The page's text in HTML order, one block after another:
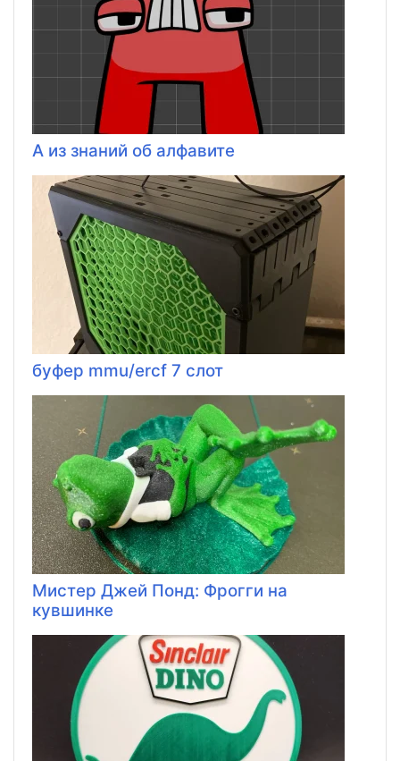
А из знаний об алфавите
буфер mmu/ercf 7 слот
Мистер Джей Понд: Фрогги на
кувшинке